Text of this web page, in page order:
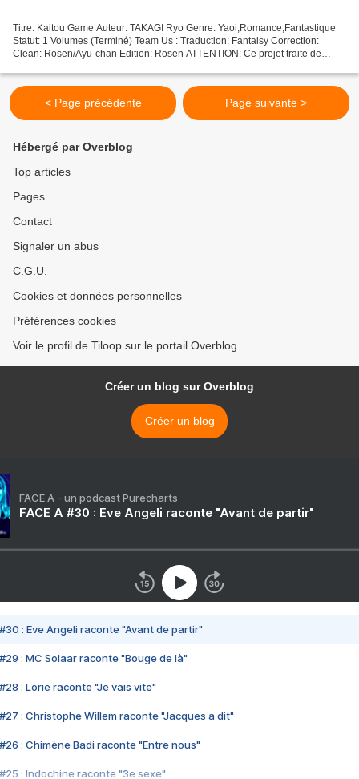
Titre: Kaitou Game Auteur: TAKAGI Ryo Genre: Yaoi,Romance,Fantastique
Statut: 1 Volumes (Terminé) Team Us : Traduction: Fantaisy Correction:
Clean: Rosen/Ayu-chan Edition: Rosen ATTENTION: Ce projet traite de
< Page précédente Page suivante >
Hébergé par Overblog
Top articles
Pages
Contact
Signaler un abus
C.G.U.
Cookies et données personnelles
Préférences cookies
Voir le profil de Tiloop sur le portail Overblog
Créer un blog sur Overblog
Créer un blog
FACE A - un podcast Purecharts
FACE A #30 : Eve Angeli raconte "Avant de partir"
#30 : Eve Angeli raconte "Avant de partir"
#29 : MC Solaar raconte "Bouge de là"
#28 : Lorie raconte "Je vais vite"
#27 : Christophe Willem raconte "Jacques a dit"
#26 : Chimène Badi raconte "Entre nous"
#25 : Indochine raconte "3e sexe"